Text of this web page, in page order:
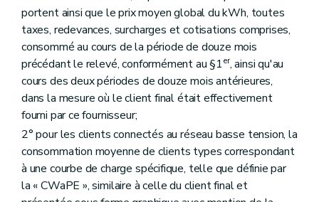
portent ainsi que le prix moyen global du kWh, toutes
taxes, redevances, surcharges et cotisations comprises,
consommé au cours de la période de douze mois
précédant le relevé, conformément au §1er, ainsi qu'au
cours des deux périodes de douze mois antérieures,
dans la mesure où le client final était effectivement
fourni par ce fournisseur;
2° pour les clients connectés au réseau basse tension, la
consommation moyenne de clients types correspondant
à une courbe de charge spécifique, telle que définie par
la « CWaPE », similaire à celle du client final et